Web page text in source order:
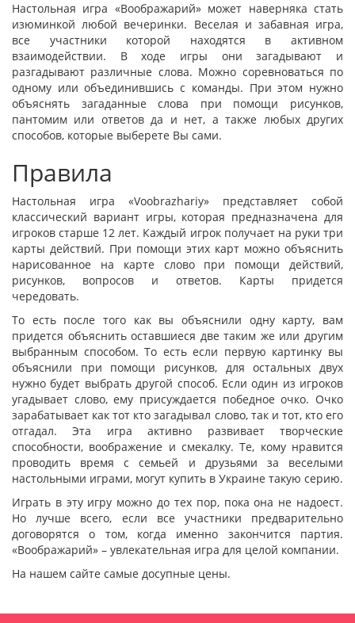
Настольная игра «Воображарий» может наверняка стать
изюминкой любой вечеринки. Веселая и забавная игра,
все участники которой находятся в активном
взаимодействии. В ходе игры они загадывают и
разгадывают различные слова. Можно соревноваться по
одному или объединившись с команды. При этом нужно
объяснять загаданные слова при помощи рисунков,
пантомим или ответов да и нет, а также любых других
способов, которые выберете Вы сами.
Правила
Настольная игра «Voobrazhariy» представляет собой
классический вариант игры, которая предназначена для
игроков старше 12 лет. Каждый игрок получает на руки три
карты действий. При помощи этих карт можно объяснить
нарисованное на карте слово при помощи действий,
рисунков, вопросов и ответов. Карты придется
чередовать.
То есть после того как вы объяснили одну карту, вам
придется объяснить оставшиеся две таким же или другим
выбранным способом. То есть если первую картинку вы
объяснили при помощи рисунков, для остальных двух
нужно будет выбрать другой способ. Если один из игроков
угадывает слово, ему присуждается победное очко. Очко
зарабатывает как тот кто загадывал слово, так и тот, кто его
отгадал. Эта игра активно развивает творческие
способности, воображение и смекалку. Те, кому нравится
проводить время с семьей и друзьями за веселыми
настольными играми, могут купить в Украине такую серию.
Играть в эту игру можно до тех пор, пока она не надоест.
Но лучше всего, если все участники предварительно
договорятся о том, когда именно закончится партия.
«Воображарий» – увлекательная игра для целой компании.
На нашем сайте самые досупные цены.